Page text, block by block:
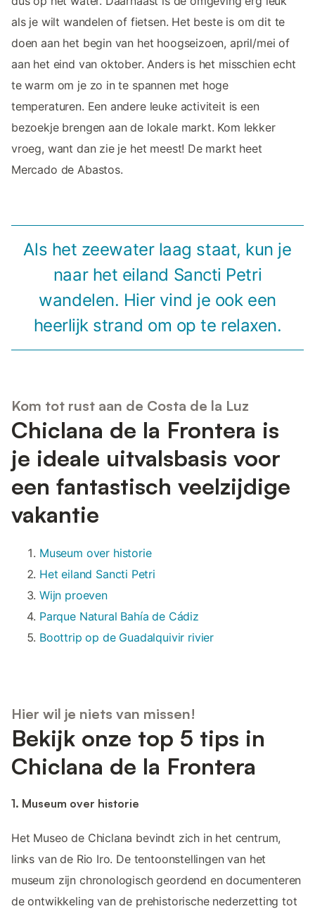
als je wilt wandelen of fietsen. Het beste is om dit te
doen aan het begin van het hoogseizoen, april/mei of
aan het eind van oktober. Anders is het misschien echt
te warm om je zo in te spannen met hoge
temperaturen. Een andere leuke activiteit is een
bezoekje brengen aan de lokale markt. Kom lekker
vroeg, want dan zie je het meest! De markt heet
Mercado de Abastos.
Als het zeewater laag staat, kun je
naar het eiland Sancti Petri
wandelen. Hier vind je ook een
heerlijk strand om op te relaxen.
Kom tot rust aan de Costa de la Luz
Chiclana de la Frontera is
je ideale uitvalsbasis voor
een fantastisch veelzijdige
vakantie
Museum over historie
Het eiland Sancti Petri
Wijn proeven
Parque Natural Bahía de Cádiz
Boottrip op de Guadalquivir rivier
Hier wil je niets van missen!
Bekijk onze top 5 tips in
Chiclana de la Frontera
1. Museum over historie
Het Museo de Chiclana bevindt zich in het centrum,
links van de Rio Iro. De tentoonstellingen van het
museum zijn chronologisch geordend en documenteren
de ontwikkeling van de prehistorische nederzetting tot